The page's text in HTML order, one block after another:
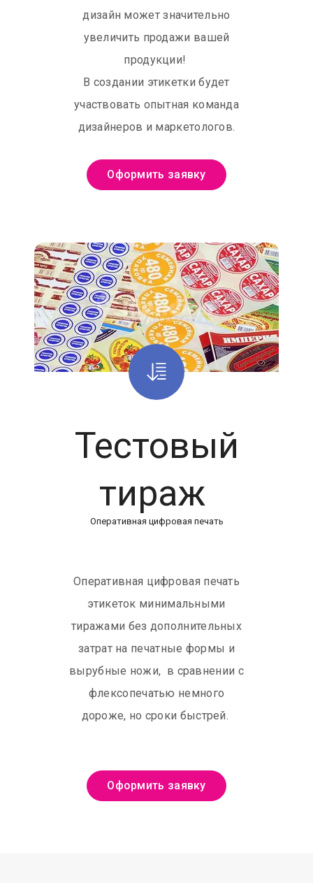
дизайн может значительно
увеличить продажи вашей
продукции!
В создании этикетки будет
участвовать опытная команда
дизайнеров и маркетологов.
Оформить заявку
Тестовый
тираж
Оперативная цифровая печать
Оперативная цифровая печать
этикеток минимальными
тиражами без дополнительных
затрат на печатные формы и
вырубные ножи, в сравнении с
флексопечатью немного
дороже, но сроки быстрей.
Оформить заявку